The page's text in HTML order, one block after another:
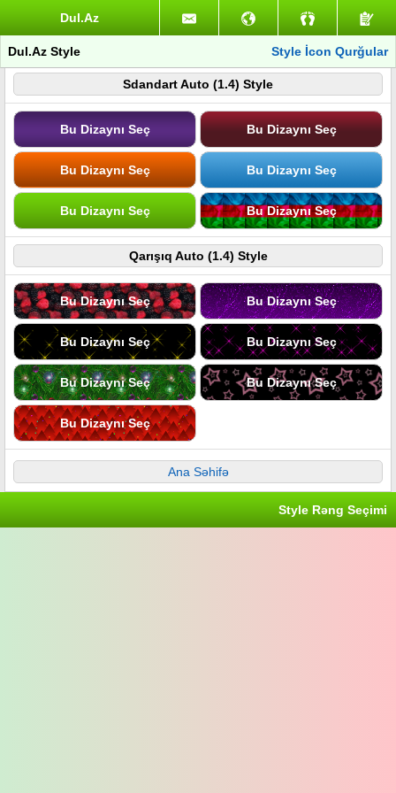
Dul.Az
Dul.Az Style Style İcon Qurğular
Sdandart Auto (1.4) Style
Bu Dizaynı Seç Bu Dizaynı Seç
Bu Dizaynı Seç Bu Dizaynı Seç
Bu Dizaynı Seç Bu Dizaynı Seç
Qarışıq Auto (1.4) Style
Bu Dizaynı Seç Bu Dizaynı Seç
Bu Dizaynı Seç Bu Dizaynı Seç
Bu Dizaynı Seç Bu Dizaynı Seç
Bu Dizaynı Seç
Ana Səhifə
Style Rəng Seçimi